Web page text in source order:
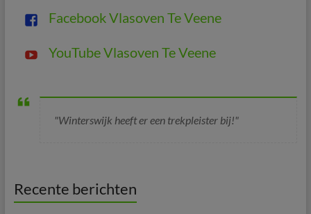
Facebook Vlasoven Te Veene
YouTube Vlasoven Te Veene
"Winterswijk heeft er een trekpleister bij!"
Recente berichten